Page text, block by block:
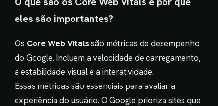
eles são importantes?
Os Core Web Vitals são métricas de desempenho
do Google. Incluem a velocidade de carregamento,
a estabilidade visual e a interatividade.
Essas métricas são essenciais para avaliar a
experiência do usuário. O Google prioriza sites que